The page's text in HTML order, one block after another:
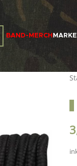
BAND-MERCH